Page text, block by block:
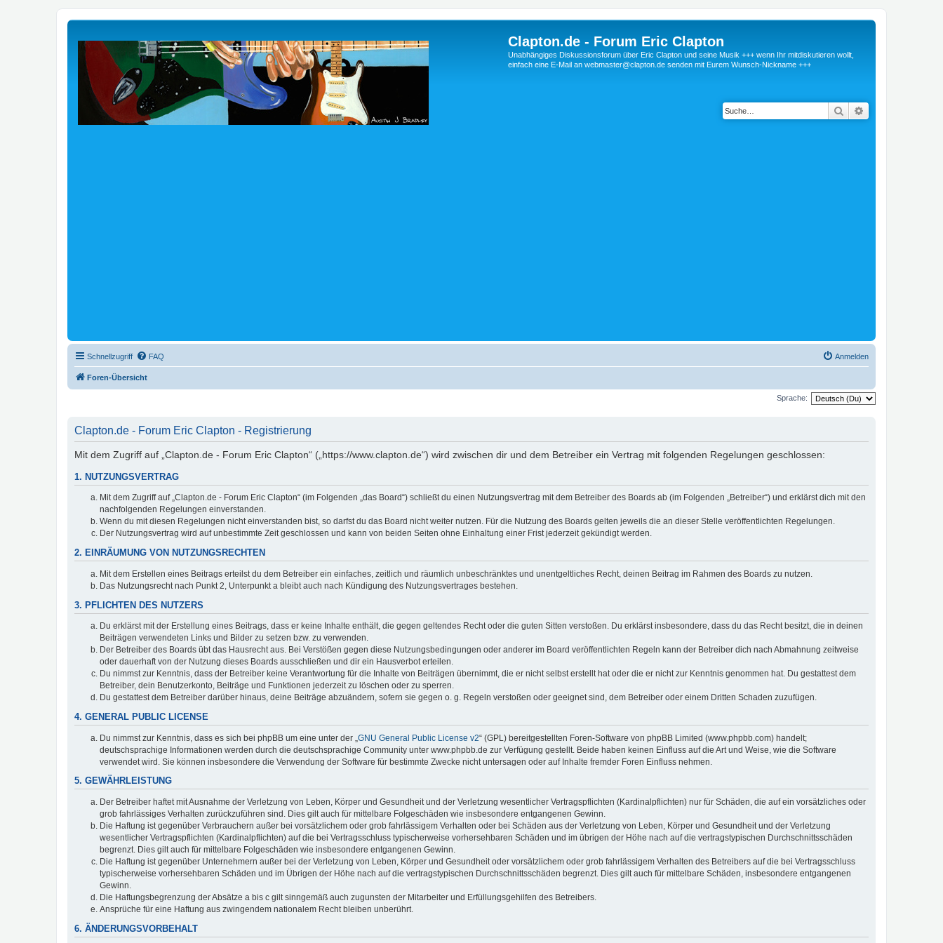
Clapton.de - Forum Eric Clapton
Unabhängiges Diskussionsforum über Eric Clapton und seine Musik +++ wenn Ihr mitdiskutieren wollt,
einfach eine E-Mail an webmaster@clapton.de senden mit Eurem Wunsch-Nickname +++
Suche
Schnellzugriff FAQ Anmelden
Foren-Übersicht
Sprache:
Clapton.de - Forum Eric Clapton - Registrierung
Mit dem Zugriff auf „Clapton.de - Forum Eric Clapton“ („https://www.clapton.de“) wird zwischen dir und dem Betreiber ein Vertrag mit folgenden Regelungen geschlossen:
1. NUTZUNGSVERTRAG
Mit dem Zugriff auf „Clapton.de - Forum Eric Clapton“ (im Folgenden „das Board“) schließt du einen Nutzungsvertrag mit dem Betreiber des Boards ab (im Folgenden „Betreiber“) und erklärst dich mit den
nachfolgenden Regelungen einverstanden.
Wenn du mit diesen Regelungen nicht einverstanden bist, so darfst du das Board nicht weiter nutzen. Für die Nutzung des Boards gelten jeweils die an dieser Stelle veröffentlichten Regelungen.
Der Nutzungsvertrag wird auf unbestimmte Zeit geschlossen und kann von beiden Seiten ohne Einhaltung einer Frist jederzeit gekündigt werden.
2. EINRÄUMUNG VON NUTZUNGSRECHTEN
Mit dem Erstellen eines Beitrags erteilst du dem Betreiber ein einfaches, zeitlich und räumlich unbeschränktes und unentgeltliches Recht, deinen Beitrag im Rahmen des Boards zu nutzen.
Das Nutzungsrecht nach Punkt 2, Unterpunkt a bleibt auch nach Kündigung des Nutzungsvertrages bestehen.
3. PFLICHTEN DES NUTZERS
Du erklärst mit der Erstellung eines Beitrags, dass er keine Inhalte enthält, die gegen geltendes Recht oder die guten Sitten verstoßen. Du erklärst insbesondere, dass du das Recht besitzt, die in deinen
Beiträgen verwendeten Links und Bilder zu setzen bzw. zu verwenden.
Der Betreiber des Boards übt das Hausrecht aus. Bei Verstößen gegen diese Nutzungsbedingungen oder anderer im Board veröffentlichten Regeln kann der Betreiber dich nach Abmahnung zeitweise
oder dauerhaft von der Nutzung dieses Boards ausschließen und dir ein Hausverbot erteilen.
Du nimmst zur Kenntnis, dass der Betreiber keine Verantwortung für die Inhalte von Beiträgen übernimmt, die er nicht selbst erstellt hat oder die er nicht zur Kenntnis genommen hat. Du gestattest dem
Betreiber, dein Benutzerkonto, Beiträge und Funktionen jederzeit zu löschen oder zu sperren.
Du gestattest dem Betreiber darüber hinaus, deine Beiträge abzuändern, sofern sie gegen o. g. Regeln verstoßen oder geeignet sind, dem Betreiber oder einem Dritten Schaden zuzufügen.
4. GENERAL PUBLIC LICENSE
Du nimmst zur Kenntnis, dass es sich bei phpBB um eine unter der „ GNU General Public License v2“ (GPL) bereitgestellten Foren-Software von phpBB Limited (www.phpbb.com) handelt;
deutschsprachige Informationen werden durch die deutschsprachige Community unter www.phpbb.de zur Verfügung gestellt. Beide haben keinen Einfluss auf die Art und Weise, wie die Software
verwendet wird. Sie können insbesondere die Verwendung der Software für bestimmte Zwecke nicht untersagen oder auf Inhalte fremder Foren Einfluss nehmen.
5. GEWÄHRLEISTUNG
Der Betreiber haftet mit Ausnahme der Verletzung von Leben, Körper und Gesundheit und der Verletzung wesentlicher Vertragspflichten (Kardinalpflichten) nur für Schäden, die auf ein vorsätzliches oder
grob fahrlässiges Verhalten zurückzuführen sind. Dies gilt auch für mittelbare Folgeschäden wie insbesondere entgangenen Gewinn.
Die Haftung ist gegenüber Verbrauchern außer bei vorsätzlichem oder grob fahrlässigem Verhalten oder bei Schäden aus der Verletzung von Leben, Körper und Gesundheit und der Verletzung
wesentlicher Vertragspflichten (Kardinalpflichten) auf die bei Vertragsschluss typischerweise vorhersehbaren Schäden und im übrigen der Höhe nach auf die vertragstypischen Durchschnittsschäden
begrenzt. Dies gilt auch für mittelbare Folgeschäden wie insbesondere entgangenen Gewinn.
Die Haftung ist gegenüber Unternehmern außer bei der Verletzung von Leben, Körper und Gesundheit oder vorsätzlichem oder grob fahrlässigem Verhalten des Betreibers auf die bei Vertragsschluss
typischerweise vorhersehbaren Schäden und im Übrigen der Höhe nach auf die vertragstypischen Durchschnittsschäden begrenzt. Dies gilt auch für mittelbare Schäden, insbesondere entgangenen
Gewinn.
Die Haftungsbegrenzung der Absätze a bis c gilt sinngemäß auch zugunsten der Mitarbeiter und Erfüllungsgehilfen des Betreibers.
Ansprüche für eine Haftung aus zwingendem nationalem Recht bleiben unberührt.
6. ÄNDERUNGSVORBEHALT